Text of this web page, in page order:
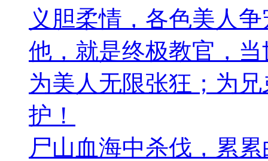
义胆柔情，各色美人
他，就是终极教官，
为美人无限张狂；为
护！
尸山血海中杀伐，累